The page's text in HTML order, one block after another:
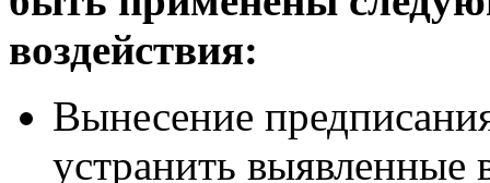
воздействия:
Вынесение
устранить выявленные